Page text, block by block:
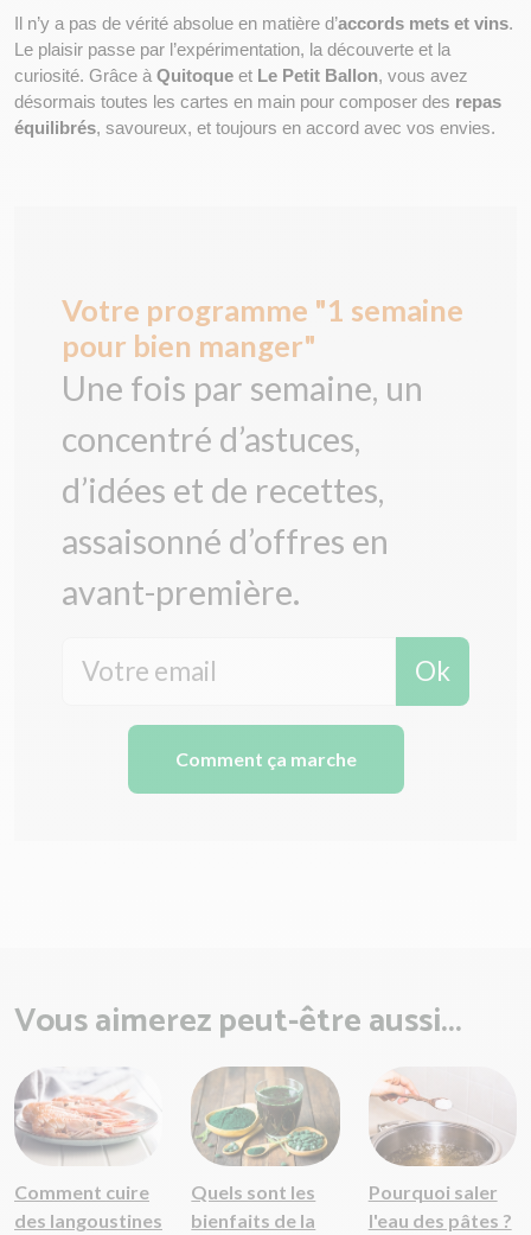
Il n’y a pas de vérité absolue en matière d’accords mets et vins.
Le plaisir passe par l’expérimentation, la découverte et la
curiosité. Grâce à Quitoque et Le Petit Ballon, vous avez
désormais toutes les cartes en main pour composer des repas
équilibrés, savoureux, et toujours en accord avec vos envies.
Votre programme "1 semaine
pour bien manger"
Une fois par semaine, un
concentré d’astuces,
d’idées et de recettes,
assaisonné d’offres en
avant-première.
Ok
Comment ça marche
Vous aimerez peut-être aussi...
Comment cuire
des langoustines
Quels sont les
bienfaits de la
Pourquoi saler
l'eau des pâtes ?